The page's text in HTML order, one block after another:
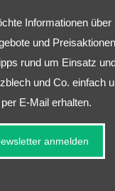
Informationen über
und
rund um Einsatz
und Co. einfach
E-Mail erhalten.
anmelden